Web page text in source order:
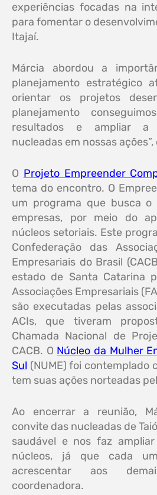
experiências focadas na
para fomentar o
Itajaí.
Márcia abordou a
planejamento estratégico
orientar os projetos
planejamento
resultados e ampliar a
nucleadas em nossas
O Projeto Empreender
tema do encontro. O
um programa que busca o
empresas, por meio do
núcleos setoriais. Este
Confederação das
Empresariais do Brasil
estado de Santa Catarina
Associações Empresariais
são executadas pelas
ACIs, que tiveram
Chamada Nacional de
CACB. O Núcleo da Mulher
Sul (NUME) foi contemplado
tem suas ações norteadas
Ao encerrar a reunião,
convite das nucleadas de
saudável e nos faz
núcleos, já que cada
acrescentar aos
coordenadora.